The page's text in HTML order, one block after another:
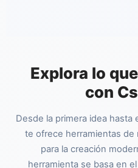
Explora lo
con
Desde la primera idea hasta
te ofrece herramientas de
para la creación
herramienta se basa en